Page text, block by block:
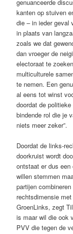
genuanceerde
kanten op stuiven
die – in ieder geval
in plaats van
zoals we dat
dan vroeger de
electoraat te
multiculturele
te nemen. Een
al eens tot winst
doordat de
bindende rol die je
niets meer zeker”.
Doordat de links-
doorkruist wordt
ontstaat er dus
willen stemmen
partijen
rechtsdimensie
GroenLinks, zegt
is maar wil die ook
PVV die tegen de